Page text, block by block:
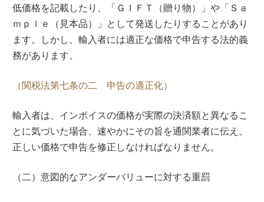
低価格を記載したり、「ＧＩＦＴ（贈り物）」や「Ｓａ
ｍｐｌｅ（見本品）」として発送したりすることがあり
ます。しかし、輸入者には適正な価格で申告する法的義
務があります。
（関税法第七条の二 申告の適正化）
輸入者は、インボイスの価格が実際の決済額と異なるこ
とに気づいた場合、速やかにその旨を通関業者に伝え、
正しい価格で申告を修正しなければなりません。
（二）意図的なアンダーバリューに対する重罰